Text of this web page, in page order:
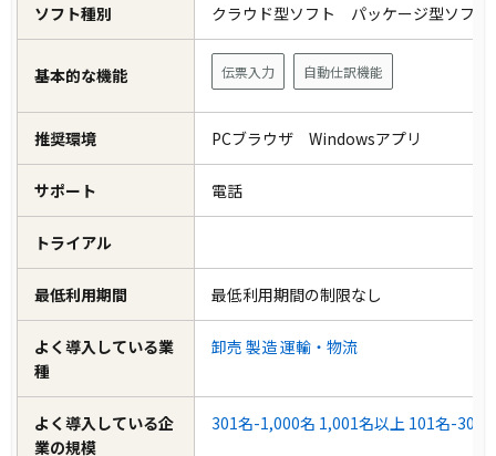
ソフト種別 クラウド型ソフト パッケージ型ソフ
基本的な機能 伝票入力 自動仕訳機能
推奨環境 PCブラウザ Windowsアプリ
サポート 電話
トライアル
最低利用期間 最低利用期間の制限なし
よく導入している業
種
卸売 製造運輸・物流
よく導入している企
業の規模
301名-1,000名 1,001名以上 101名-300